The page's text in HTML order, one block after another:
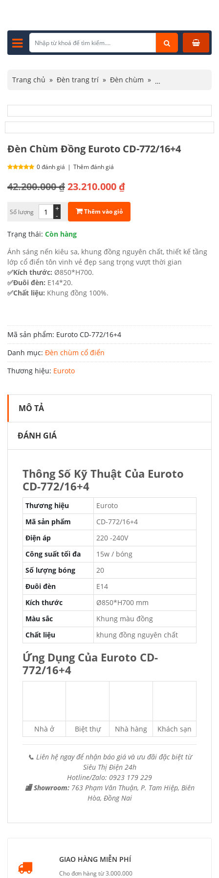
Trang chủ » Đèn trang trí » Đèn chùm »
Đèn Chùm Đồng Euroto CD-772/16+4
Đèn Chùm Đồng Euroto CD-772/16+4
0 đánh giá | Thêm đánh giá
42.200.000₫
Giá
là:
42.200.000 ₫.
23.210.000 ₫
Giá
tại
là:
23.210.000 ₫.
Số lượng -
+ Thêm vào giỏ
Trạng thái: Còn hàng
Ánh sáng nến kiêu sa, khung đồng nguyên chất, thiết kế tầng
lớp cổ điển tôn vinh vẻ đẹp sang trọng vượt thời gian
✅Kích thước: Ø850*H700.
✅Đuôi đèn: E14*20.
✅Chất liệu: Khung đồng 100%.
Mã sản phẩm: Euroto CD-772/16+4
Danh mục: Đèn chùm cổ điển
Thương hiệu: Euroto
MÔ TẢ
ĐÁNH GIÁ
Thông Số Kỹ Thuật Của Euroto
CD-772/16+4
Thương hiệu
Euroto
Mã sản phẩm
CD-772/16+4
Điện áp
220 -240V
Công suất tối đa
15w / bóng
Số lượng bóng
20
Đuôi đèn
E14
Kích thước
Ø850*H700 mm
Màu sắc
Khung màu đồng
Chất liệu
khung đồng nguyên chất
Ứng Dụng Của Euroto CD-
772/16+4
Nhà ở Biệt thự Nhà hàng Khách sạn
📞 Liên hệ ngay để nhận báo giá và ưu đãi đặc biệt từ
Siêu Thị Điện 24h
Hotline/Zalo: 0923 179 229
🏬 Showroom: 763 Phạm Văn Thuận, P. Tam Hiệp, Biên
Hòa, Đồng Nai
GIAO HÀNG MIỄN PHÍ
Cho đơn hàng từ 3.000.000